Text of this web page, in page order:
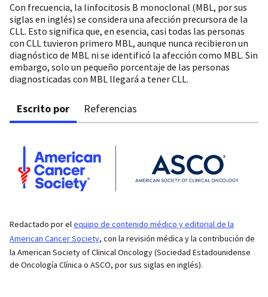
Con frecuencia, la linfocitosis B monoclonal (MBL, por sus
siglas en inglés) se considera una afección precursora de la
CLL. Esto significa que, en esencia, casi todas las personas
con CLL tuvieron primero MBL, aunque nunca recibieron un
diagnóstico de MBL ni se identificó la afección como MBL. Sin
embargo, solo un pequeño porcentaje de las personas
diagnosticadas con MBL llegará a tener CLL.
Escrito por Referencias
Redactado por elequipo de contenido médico y editorial de la
American Cancer Society, con la revisión médica y la contribución de
la American Society of Clinical Oncology (Sociedad Estadounidense
de Oncología Clínica o ASCO, por sus siglas en inglés).